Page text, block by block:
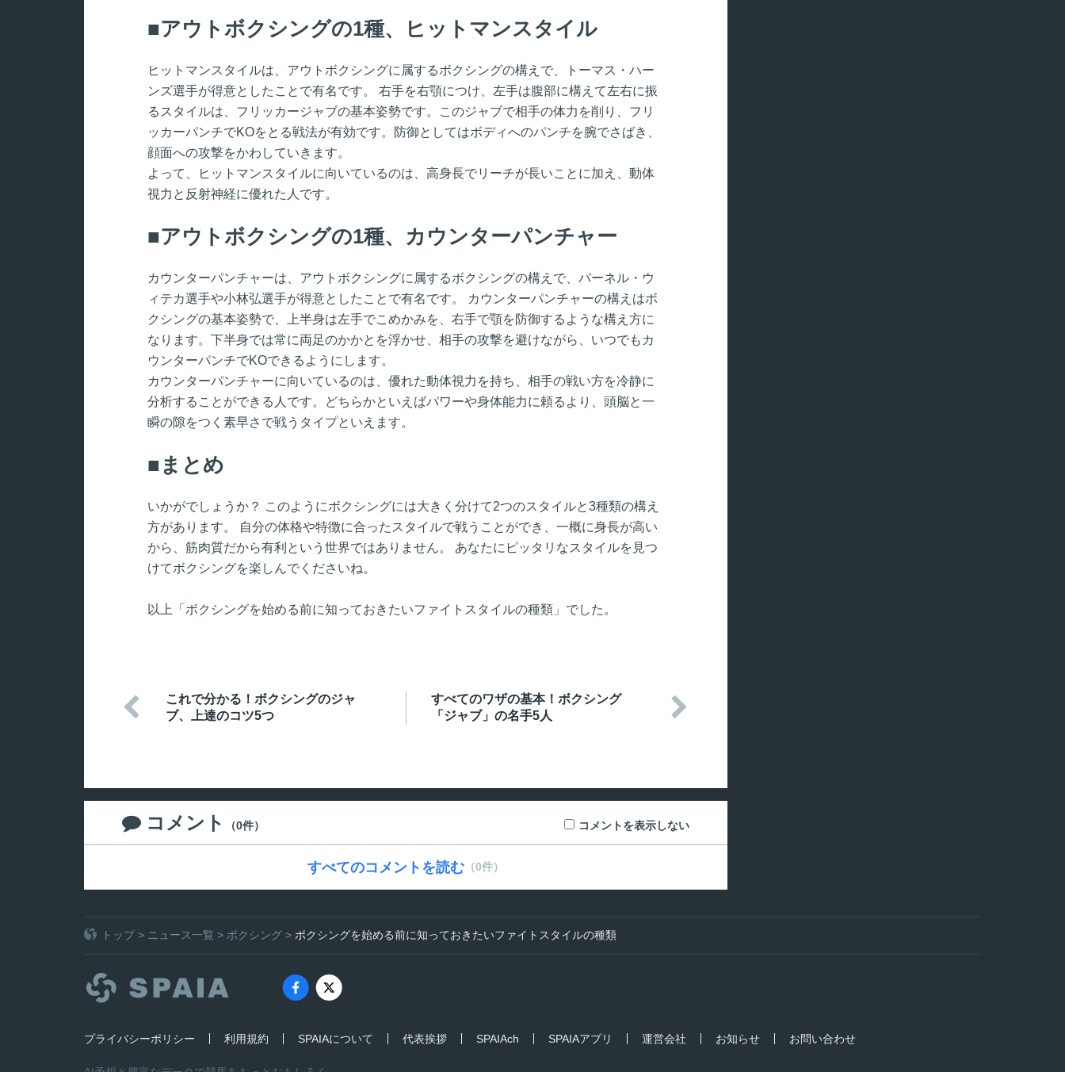
アウトボクシングの1種、ヒットマンスタイル
ヒットマンスタイルは、アウトボクシングに属するボクシングの構えで、トーマス・ハー
ンズ選手が得意としたことで有名です。 右手を右顎につけ、左手は腹部に構えて左右に振
るスタイルは、フリッカージャブの基本姿勢です。このジャブで相手の体力を削り、フリ
ッカーパンチでKOをとる戦法が有効です。防御としてはボディへのパンチを腕でさばき、
顔面への攻撃をかわしていきます。
よって、ヒットマンスタイルに向いているのは、高身長でリーチが長いことに加え、動体
視力と反射神経に優れた人です。
アウトボクシングの1種、カウンターパンチャー
カウンターパンチャーは、アウトボクシングに属するボクシングの構えで、パーネル・ウ
ィテカ選手や小林弘選手が得意としたことで有名です。 カウンターパンチャーの構えはボ
クシングの基本姿勢で、上半身は左手でこめかみを、右手で顎を防御するような構え方に
なります。下半身では常に両足のかかとを浮かせ、相手の攻撃を避けながら、いつでもカ
ウンターパンチでKOできるようにします。
カウンターパンチャーに向いているのは、優れた動体視力を持ち、相手の戦い方を冷静に
分析することができる人です。どちらかといえばパワーや身体能力に頼るより、頭脳と一
瞬の隙をつく素早さで戦うタイプといえます。
まとめ
いかがでしょうか？ このようにボクシングには大きく分けて2つのスタイルと3種類の構え
方があります。 自分の体格や特徴に合ったスタイルで戦うことができ、一概に身長が高い
から、筋肉質だから有利という世界ではありません。 あなたにピッタリなスタイルを見つ
けてボクシングを楽しんでくださいね。
以上「ボクシングを始める前に知っておきたいファイトスタイルの種類」でした。

これで分かる！ボクシングのジャ
ブ、上達のコツ5つ
すべてのワザの基本！ボクシング
「ジャブ」の名手5人

 コメント （0件） コメントを表示しない
すべてのコメントを読む （0件）
トップ> ニュース一覧 > ボクシング > ボクシングを始める前に知っておきたいファイトスタイルの種類
プライバシーポリシー 利用規約 SPAIAについて 代表挨拶 SPAIAch SPAIAアプリ 運営会社 お知らせ お問い合わせ